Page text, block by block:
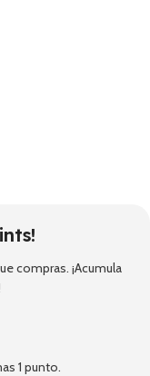
compras. ¡Acumula
1 punto.